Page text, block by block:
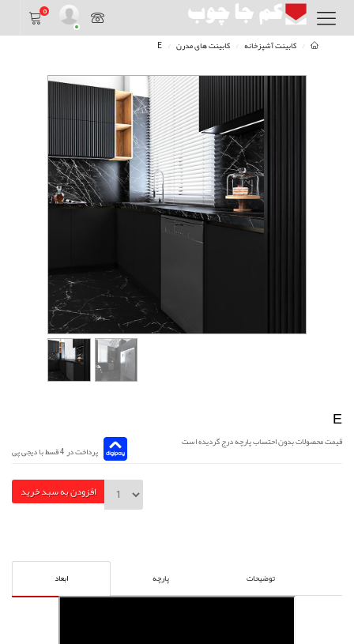
0
کابینت آشپزخانه کابینت های مدرن E
E
قیمت محصولات بدون احتساب پارچه درج گردیده است
پرداخت در 4 قسط با دیجی پی
افزودن به سبد خرید
توضیحات پارچه ابعاد